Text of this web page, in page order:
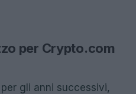
per Crypto.com
gli anni successivi,